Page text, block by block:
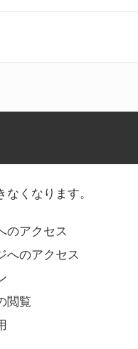
くなります。
のアクセス
へのアクセス
閲覧